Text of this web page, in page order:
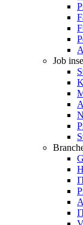
Job